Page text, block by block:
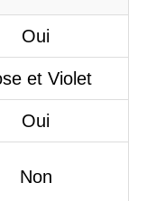
Oui
et Violet
Oui
Non